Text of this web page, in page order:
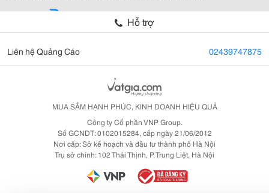
Hỗ trợ
Liên hệ Quảng Cáo 02439747875
MUA SẮM HẠNH PHÚC, KINH DOANH HIỆU QUẢ
Công ty Cổ phần VNP Group.
Số GCNDT: 0102015284, cấp ngày 21/06/2012
Nơi cấp: Sở kế hoạch và đầu tư thành phố Hà Nội
Trụ sở chính: 102 Thái Thịnh, P. Trung Liệt, Hà Nội